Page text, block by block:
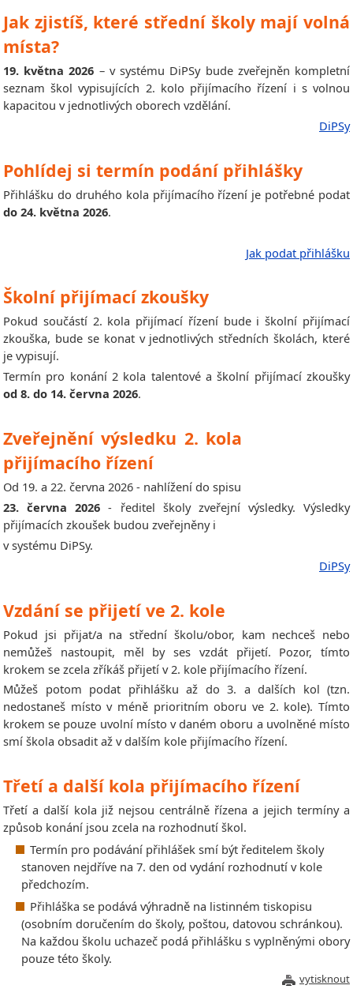
Jak zjistíš, které střední školy mají volná
místa?
19. května 2026 – v systému DiPSy bude zveřejněn kompletní
seznam škol vypisujících 2. kolo přijímacího řízení i s volnou
kapacitou v jednotlivých oborech vzdělání.
DiPSy
Pohlídej si termín podání přihlášky
Přihlášku do druhého kola přijímacího řízení je potřebné podat
do 24. května 2026.
Jak podat přihlášku
Školní přijímací zkoušky
Pokud součástí 2. kola přijímací řízení bude i školní přijímací
zkouška, bude se konat v jednotlivých středních školách, které
je vypisují.
Termín pro konání 2 kola talentové a školní přijímací zkoušky
od 8. do 14. června 2026.
Zveřejnění výsledku 2. kola
přijímacího řízení
Od 19. a 22. června 2026 - nahlížení do spisu
23. června 2026 - ředitel školy zveřejní výsledky. Výsledky
přijímacích zkoušek budou zveřejněny i
v systému DiPSy.
DiPSy
Vzdání se přijetí ve 2. kole
Pokud jsi přijat/a na střední školu/obor, kam nechceš nebo
nemůžeš nastoupit, měl by ses vzdát přijetí. Pozor, tímto
krokem se zcela zříkáš přijetí v 2. kole přijímacího řízení.
Můžeš potom podat přihlášku až do 3. a dalších kol (tzn.
nedostaneš místo v méně prioritním oboru ve 2. kole). Tímto
krokem se pouze uvolní místo v daném oboru a uvolněné místo
smí škola obsadit až v dalším kole přijímacího řízení.
Třetí a další kola přijímacího řízení
Třetí a další kola již nejsou centrálně řízena a jejich termíny a
způsob konání jsou zcela na rozhodnutí škol.
Termín pro podávání přihlášek smí být ředitelem školy
stanoven nejdříve na 7. den od vydání rozhodnutí v kole
předchozím.
Přihláška se podává výhradně na listinném tiskopisu
(osobním doručením do školy, poštou, datovou schránkou).
Na každou školu uchazeč podá přihlášku s vyplněnými obory
pouze této školy.
vytisknout